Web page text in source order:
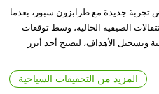
جديدة مع طرابزون سبور، بعدما
الصيفية الحالية، وسط توقعات
وتسجيل الأهداف، ليصبح أحد أبرز
المزيد من التحقيقات السياحية